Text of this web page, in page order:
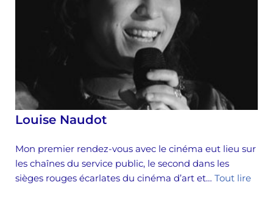
Louise Naudot
Mon premier rendez-vous avec le cinéma eut lieu sur
les chaînes du service public, le second dans les
sièges rouges écarlates du cinéma d’art et… Tout lire